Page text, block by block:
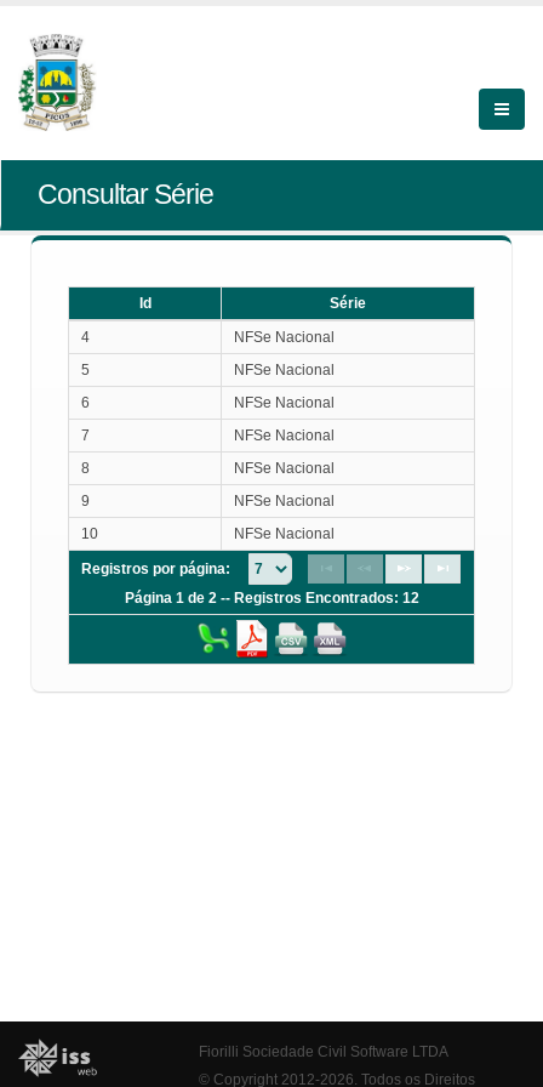
Consultar Série
Id
Série
Série
4
NFSe Nacional
5
NFSe Nacional
6
NFSe Nacional
7
NFSe Nacional
8
NFSe Nacional
9
NFSe Nacional
10
NFSe Nacional
Registros por página:
Página 1 de 2 -- Registros Encontrados: 12
Fiorilli Sociedade Civil Software LTDA
© Copyright 2012-2026. Todos os Direitos